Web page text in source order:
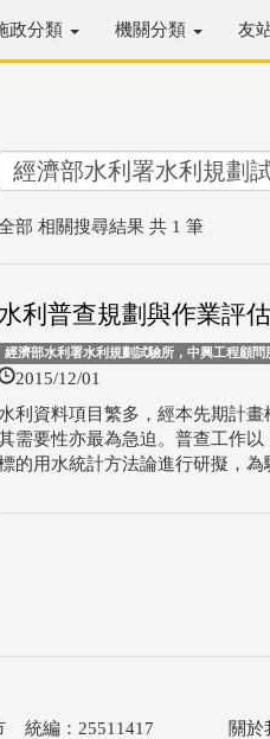
政分類 機關分類 友
部 相關搜尋結果 共 1 筆
水利普查規劃與作業評
經濟部水利署水利規劃試驗所，中興工程顧
2015/12/01
水利資料項目繁多，經本先期計
需要性亦最為急迫。普查工作
的用水統計方法論進行研擬，
統編：25511417
關於